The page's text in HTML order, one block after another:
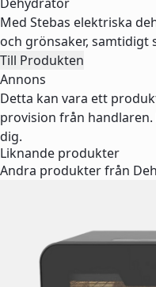
Dehydrator
Med Stebas elektriska
och grönsaker, samtidigt
Till Produkten
Annons
Detta kan vara ett
provision från
dig.
Liknande produkter
Andra produkter från